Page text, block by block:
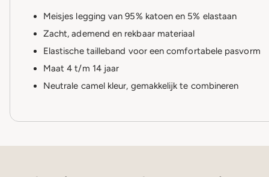
Meisjes legging van 95% katoen en 5% elastaan
Zacht, ademend en rekbaar materiaal
Elastische tailleband voor een comfortabele pasvorm
Maat 4 t/m 14 jaar
Neutrale camel kleur, gemakkelijk te combineren